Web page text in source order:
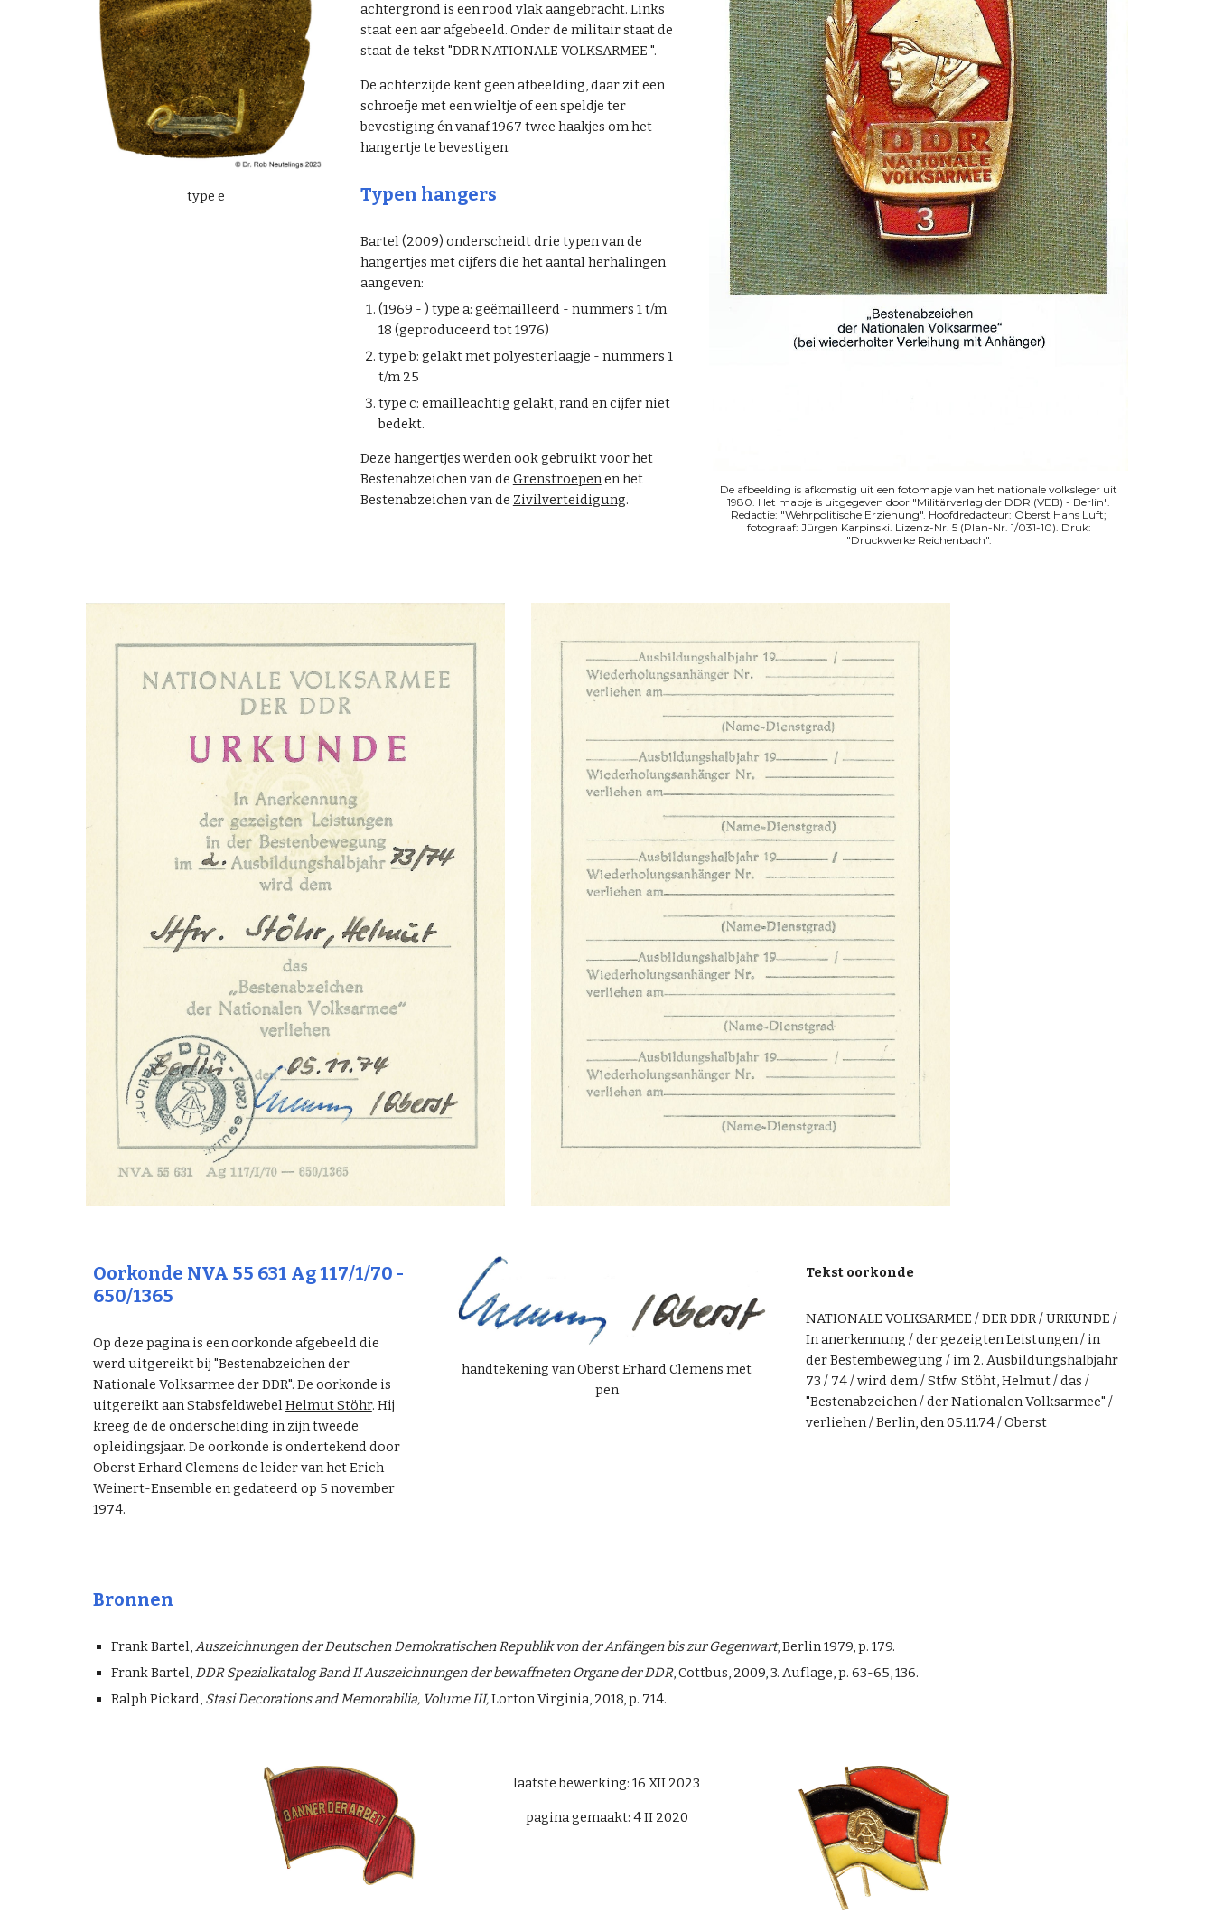
type e
achtergrond is een rood vlak aangebracht. Links
staat een aar afgebeeld. Onder de militair staat de
staat de tekst "DDR NATIONALE VOLKSARMEE ".
De achterzijde kent geen afbeelding, daar zit een
schroefje met een wieltje of een speldje ter
bevestiging én vanaf 1967 twee haakjes om het
hangertje te bevestigen.
Typen hangers
Bartel (2009) onderscheidt drie typen van de
hangertjes met cijfers die het aantal herhalingen
aangeven:
(1969 - ) type a: geëmailleerd - nummers 1 t/m
18 (geproduceerd tot 1976)
type b: gelakt met polyesterlaagje - nummers 1
t/m 25
type c: emailleachtig gelakt, rand en cijfer niet
bedekt.
Deze hangertjes werden ook gebruikt voor het
Bestenabzeichen van de Grenstroepenen het
Bestenabzeichen van de Zivilverteidigung.
De afbeelding is afkomstig uit een fotomapje van het nationale volksleger uit
1980. Het mapje is uitgegeven door "Militärverlag der DDR (VEB) - Berlin".
Redactie: "Wehrpolitische Erziehung". Hoofdredacteur: Oberst Hans Luft;
fotograaf: Jürgen Karpinski. Lizenz-Nr. 5 (Plan-Nr. 1/031-10). Druk:
"Druckwerke Reichenbach".
Oorkonde NVA 55 631 Ag 117/1/70 -
650/1365
Op deze pagina is een oorkonde afgebeeld die
werd uitgereikt bij "Bestenabzeichen der
Nationale Volksarmee der DDR". De oorkonde is
uitgereikt aan StabsfeldwebelHelmut Stöhr. Hij
kreeg de de onderscheiding in zijn tweede
opleidingsjaar. De oorkonde is ondertekend door
Oberst Erhard Clemens de leider van het Erich-
Weinert-Ensemble en gedateerd op 5 november
1974.
handtekening van Oberst Erhard Clemens met
pen
Tekst oorkonde
NATIONALE VOLKSARMEE / DER DDR / URKUNDE /
In anerkennung / der gezeigten Leistungen / in
der Bestembewegung / im 2. Ausbildungshalbjahr
73 / 74 / wird dem / Stfw. Stöht, Helmut / das /
"Bestenabzeichen / der Nationalen Volksarmee" /
verliehen / Berlin, den 05.11.74 / Oberst
Bronnen
Frank Bartel,Auszeichnungen der Deutschen Demokratischen Republik von der Anfängen bis zur Gegenwart, Berlin 1979, p. 179.
Frank Bartel,DDR Spezialkatalog Band II Auszeichnungen der bewaffneten Organe der DDR, Cottbus, 2009, 3. Auflage, p. 63-65, 136.
Ralph Pickard, Stasi Decorations and Memorabilia, Volume III,Lorton Virginia, 2018, p. 714.
laatste bewerking: 16 XII 2023
pagina gemaakt: 4 II 2020